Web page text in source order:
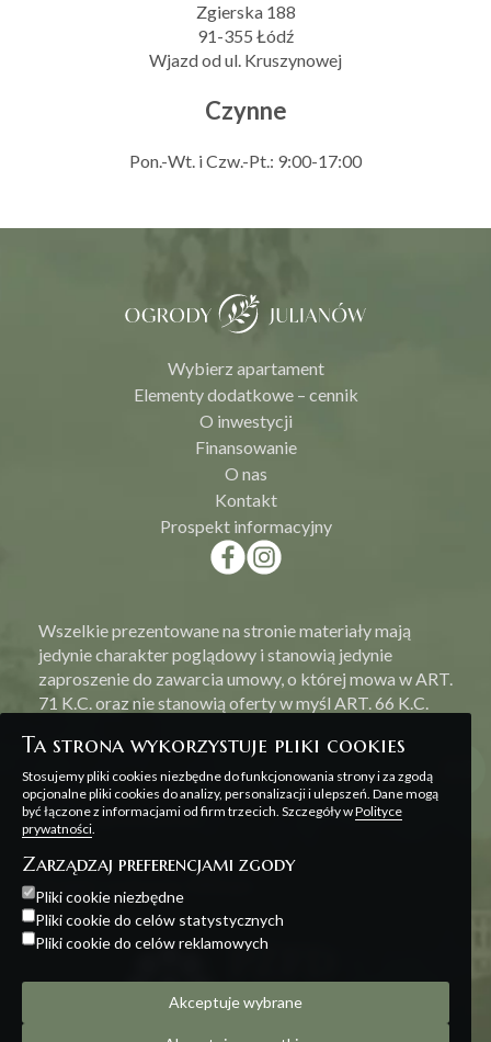
Zgierska 188
91-355 Łódź
Wjazd od ul. Kruszynowej
Czynne
Pon.-Wt. i Czw.-Pt.: 9:00-17:00
Wybierz apartament
Elementy dodatkowe – cennik
O inwestycji
Finansowanie
O nas
Kontakt
Prospekt informacyjny
Wszelkie prezentowane na stronie materiały mają
jedynie charakter poglądowy i stanowią jedynie
zaproszenie do zawarcia umowy, o której mowa w ART.
71 K.C. oraz nie stanowią oferty w myśl ART. 66 K.C.
Polityka prywatności
Ta strona wykorzystuje pliki cookies
Stosujemy pliki cookies niezbędne do funkcjonowania strony i za zgodą
opcjonalne pliki cookies do analizy, personalizacji i ulepszeń. Dane mogą
być łączone z informacjami od firm trzecich. Szczegóły wPolityce
prywatności.
Zarządzaj preferencjami zgody
Pliki cookie niezbędne
Pliki cookie do celów statystycznych
Pliki cookie do celów reklamowych
Akceptuje wybrane